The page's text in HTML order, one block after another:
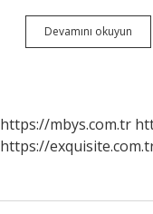
Devamını okuyun
Hangi
https://mbys.com.tr
https://